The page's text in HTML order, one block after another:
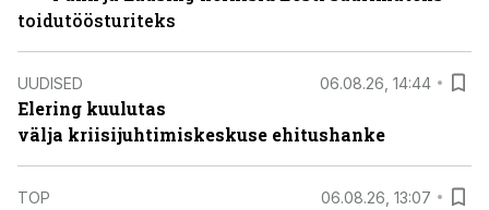
toidutöösturiteks
UUDISED 06.08.26, 14:44
Elering kuulutas
välja kriisijuhtimiskeskuse ehitushanke
TOP 06.08.26, 13:07